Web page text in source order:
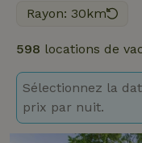
Rayon: 30km
598 locations de
Sélectionnez la
prix par nuit.